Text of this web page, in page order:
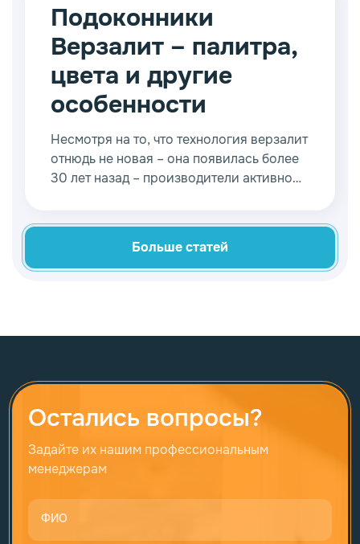
которых можно найти на нашем сайте.
Подоконники
Верзалит – палитра,
цвета и другие
особенности
Несмотря на то, что технология верзалит
отнюдь не новая – она появилась более
30 лет назад – производители активно
пластиковым оконным конструкциям.
Больше статей
Остались вопросы?
Задайте их нашим профессиональным
менеджерам
ФИО